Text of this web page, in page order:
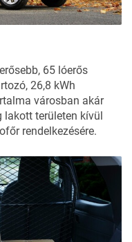
65 lóerős
26,8 kWh
városban akár
lakott területen kívül
rendelkezésére.